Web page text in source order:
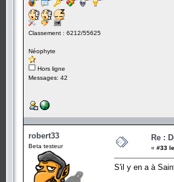
Classement : 6212/55625
Néophyte
Hors ligne
Messages: 42
robert33
Beta testeur
Re :
« #33
S'il y en a à